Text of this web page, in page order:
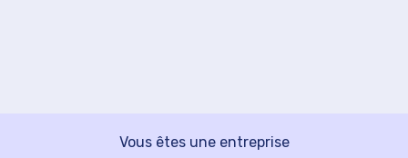
Vous êtes une entreprise